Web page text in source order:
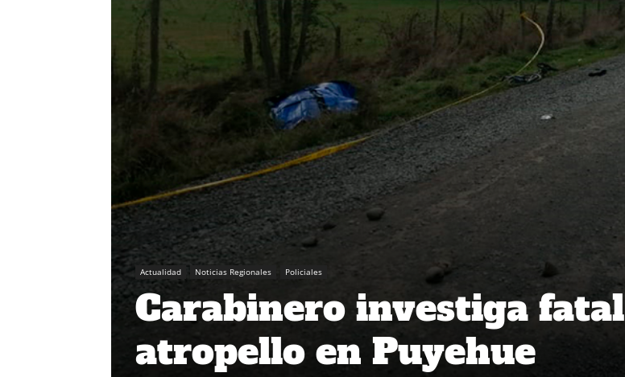
Actualidad Noticias Regionales Policiales
Carabinero investiga fatal
atropello en Puyehue